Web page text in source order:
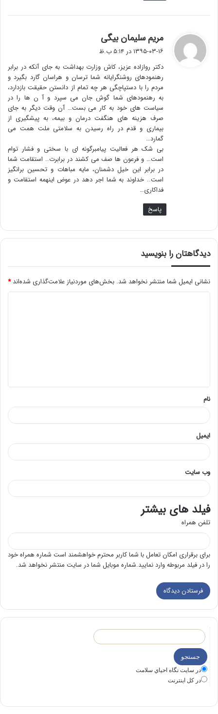
مریم سلیمان بیگی
ف
:
۱۳۹۵-۰۳-۱۶ در ۵:۱۴ ب.ظ
دکتر روازاده عزیز، کاش وزارت بهداشت به جای آنکه در برابر
رهنمودهای روشنگرایانه شما ترسان و هراسان گارد بگیرد و
مردم را با دستپاچگی هر چه تمام از دانستن حقیقت بازدارد،
به رهنمودهای شما گوش جان می سپرد و آ ن ها را در
سیاست های خود به کار می بست… آن وقت دیگر به جای
صرف هزینه های هنگفت درمان و بیمه، به پیشگیری از
بیماری و قدم در راه رسیدن به سلامتی ملت همت می
گمارد…
بی شک هر فعالیت پیامبرگونه ای با سختی و فشار توام
است… و فرعون ها صف می کشند در برابرت.. استقامت شما
در برابر این خیل دشمنان، مایه مباهات و تحسین برانگیز
است.. خداوند به شما اجر دهد در عوض اینهمه استقامت و
فداکاری…
پاسخ
دیدگاهتان را بنویسید
نشانی ایمیل شما منتشر نخواهد شد. بخش‌های موردنیاز علامت‌گذاری شده‌اند*
*
نام
ایمیل
وب‌ سایت
فیلد های بیشتر
تلفن همراه
برای برقراری امکان تعامل با شما کاربر محترم خواهشمند است شماره همراه خود
را در فیلد مربوطه وارد نمایید.شماره موبایل شما در سایت منتشر نخواهد شد.
در سايت نگاه احياي سلامت
در كل اينترنت